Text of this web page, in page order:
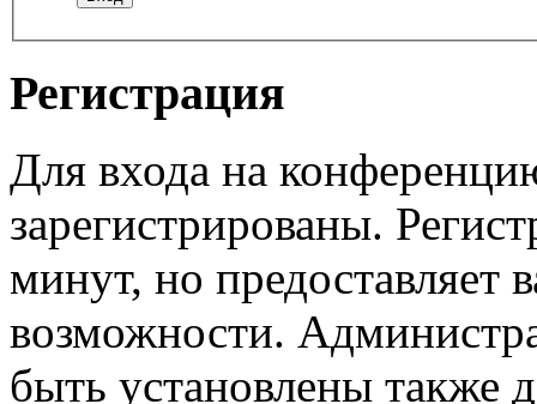
Регистрация
Для входа на
зарегистрированы.
минут, но предоставляет
возможности.
быть установлены также